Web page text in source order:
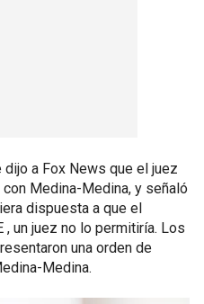
a Fox News que el juez
Medina-Medina, y señaló
dispuesta a que el
un juez no lo permitiría. Los
una orden de
Medina.